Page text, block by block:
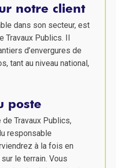
notre client
dans son secteur, est
Travaux Publics. Il
d’envergures de
tant au niveau national,
poste
de Travaux Publics,
responsable
à la fois en
le terrain. Vous